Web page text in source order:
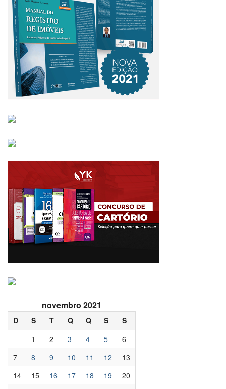
novembro 2021
D S T Q Q S
S
1
2 3 4 5
6
7
8 9 10 11 12
13
14
15 16 17 18 19
20